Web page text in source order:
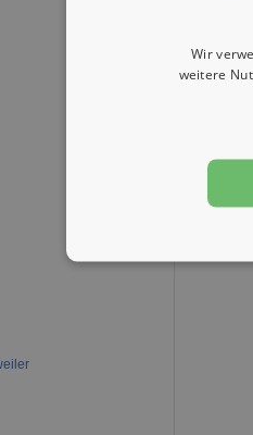
Wir
weitere